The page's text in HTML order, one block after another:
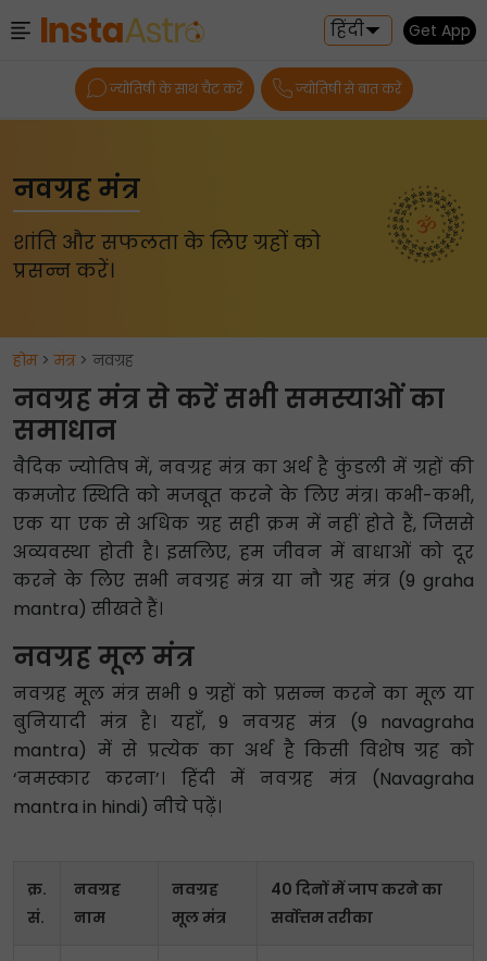
हिंदी Get App
ज्योतिषी के साथ चैट करें ज्योतिषी से बात करें
नवग्रह मंत्र
शांति और सफलता के लिए ग्रहों को
प्रसन्न करें।
होम>मंत्र> नवग्रह
नवग्रह मंत्र से करें सभी समस्याओं का
समाधान
वैदिक ज्योतिष में, नवग्रह मंत्र का अर्थ है कुंडली में ग्रहों की
कमजोर स्थिति को मजबूत करने के लिए मंत्र। कभी-कभी,
एक या एक से अधिक ग्रह सही क्रम में नहीं होते हैं, जिससे
अव्यवस्था होती है। इसलिए, हम जीवन में बाधाओं को दूर
करने के लिए सभी नवग्रह मंत्र या नौ ग्रह मंत्र (9 graha
mantra) सीखते हैं।
नवग्रह मूल मंत्र
नवग्रह मूल मंत्र सभी 9 ग्रहों को प्रसन्न करने का मूल या
बुनियादी मंत्र है। यहाँ, 9 नवग्रह मंत्र (9 navagraha
mantra) में से प्रत्येक का अर्थ है किसी विशेष ग्रह को
‘नमस्कार करना’। हिंदी में नवग्रह मंत्र (Navagraha
mantra in hindi) नीचे पढ़ें।
क्र.
सं.
नवग्रह
नाम
नवग्रह
मूल मंत्र
40 दिनों में जाप करने का
सर्वोत्तम तरीका